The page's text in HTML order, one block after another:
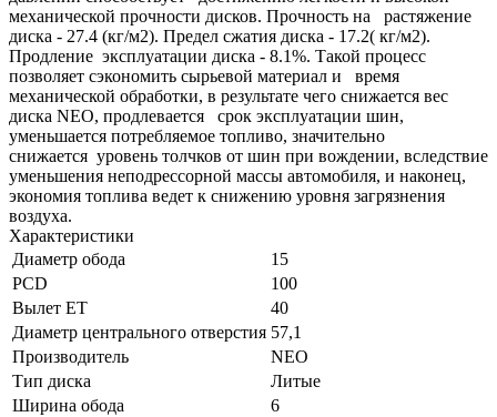
механической прочности дисков. Прочность на растяжение
диска - 27.4 (кг/м2). Предел сжатия диска - 17.2( кг/м2).
Продление эксплуатации диска - 8.1%. Такой процесс
позволяет сэкономить сырьевой материал и время
механической обработки, в результате чего снижается вес
диска NEO, продлевается срок эксплуатации шин,
уменьшается потребляемое топливо, значительно
снижается уровень толчков от шин при вождении, вследствие
уменьшения неподрессорной массы автомобиля, и наконец,
экономия топлива ведет к снижению уровня загрязнения
воздуха.
Характеристики
Диаметр обода
15
PCD
100
Вылет ET
40
Диаметр центрального отверстия 57,1
Производитель
NEO
Тип диска
Литые
Ширина обода
6